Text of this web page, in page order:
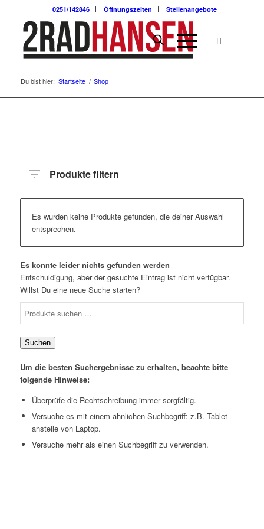
0251/142846 Öffnungszeiten Stellenangebote
Du bist hier: Startseite / Shop
Produkte filtern
Es wurden keine Produkte gefunden, die deiner Auswahl
entsprechen.
Es konnte leider nichts gefunden werden
Entschuldigung, aber der gesuchte Eintrag ist nicht verfügbar.
Willst Du eine neue Suche starten?
Suchen
Um die besten Suchergebnisse zu erhalten, beachte bitte
folgende Hinweise:
Überprüfe die Rechtschreibung immer sorgfältig.
Versuche es mit einem ähnlichen Suchbegriff: z.B. Tablet
anstelle von Laptop.
Versuche mehr als einen Suchbegriff zu verwenden.